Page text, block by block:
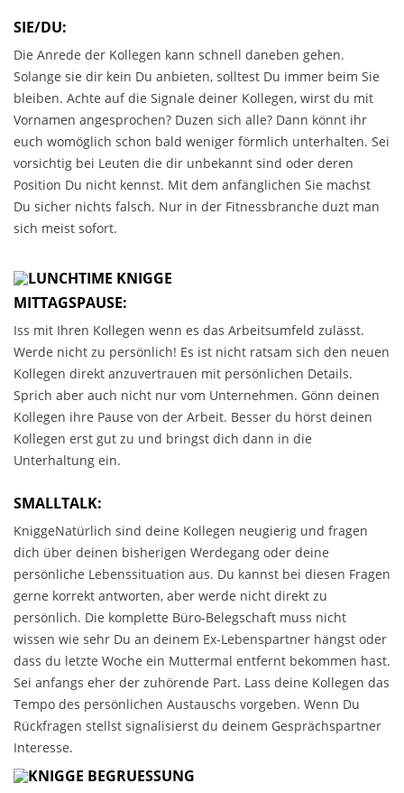
SIE/DU:
Die Anrede der Kollegen kann schnell daneben gehen.
Solange sie dir kein Du anbieten, solltest Du immer beim Sie
bleiben. Achte auf die Signale deiner Kollegen, wirst du mit
Vornamen angesprochen? Duzen sich alle? Dann könnt ihr
euch womöglich schon bald weniger förmlich unterhalten. Sei
vorsichtig bei Leuten die dir unbekannt sind oder deren
Position Du nicht kennst. Mit dem anfänglichen Sie machst
Du sicher nichts falsch. Nur in der Fitnessbranche duzt man
sich meist sofort.
MITTAGSPAUSE:
Iss mit Ihren Kollegen wenn es das Arbeitsumfeld zulässt.
Werde nicht zu persönlich! Es ist nicht ratsam sich den neuen
Kollegen direkt anzuvertrauen mit persönlichen Details.
Sprich aber auch nicht nur vom Unternehmen. Gönn deinen
Kollegen ihre Pause von der Arbeit. Besser du hörst deinen
Kollegen erst gut zu und bringst dich dann in die
Unterhaltung ein.
SMALLTALK:
KniggeNatürlich sind deine Kollegen neugierig und fragen
dich über deinen bisherigen Werdegang oder deine
persönliche Lebenssituation aus. Du kannst bei diesen Fragen
gerne korrekt antworten, aber werde nicht direkt zu
persönlich. Die komplette Büro-Belegschaft muss nicht
wissen wie sehr Du an deinem Ex-Lebenspartner hängst oder
dass du letzte Woche ein Muttermal entfernt bekommen hast.
Sei anfangs eher der zuhörende Part. Lass deine Kollegen das
Tempo des persönlichen Austauschs vorgeben. Wenn Du
Rückfragen stellst signalisierst du deinem Gesprächspartner
Interesse.